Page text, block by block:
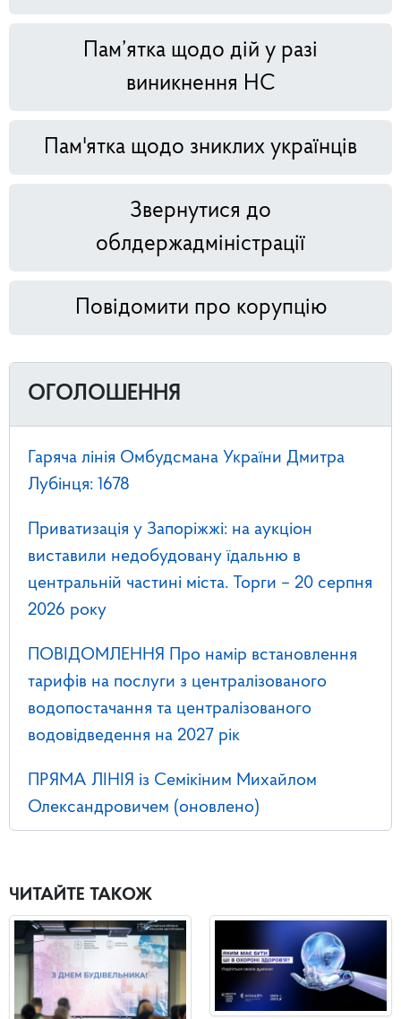
Пам’ятка щодо дій у разі
виникнення НС
Пам'ятка щодо зниклих українців
Звернутися до
облдержадміністрації
Повідомити про корупцію
ОГОЛОШЕННЯ
Гаряча лінія Омбудсмана України Дмитра
Лубінця: 1678
Приватизація у Запоріжжі: на аукціон
виставили недобудовану їдальню в
центральній частині міста. Торги – 20 серпня
2026 року
ПОВІДОМЛЕННЯ Про намір встановлення
тарифів на послуги з централізованого
водопостачання та централізованого
водовідведення на 2027 рік
ПРЯМА ЛІНІЯ із Семікіним Михайлом
Олександровичем (оновлено)
ЧИТАЙТЕ ТАКОЖ